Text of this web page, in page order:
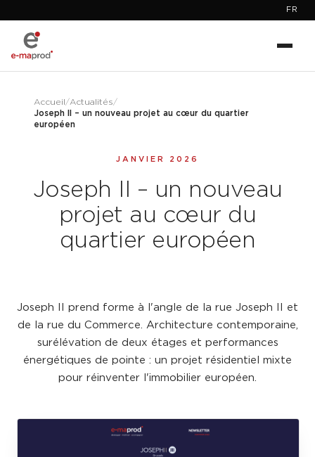
FR
Accueil /Actualités/
Joseph II – un nouveau projet au cœur du quartier
européen
JANVIER 2026
Joseph II – un nouveau
projet au cœur du
quartier européen
Joseph II prend forme à l'angle de la rue Joseph II et
de la rue du Commerce. Architecture contemporaine,
surélévation de deux étages et performances
énergétiques de pointe : un projet résidentiel mixte
pour réinventer l'immobilier européen.